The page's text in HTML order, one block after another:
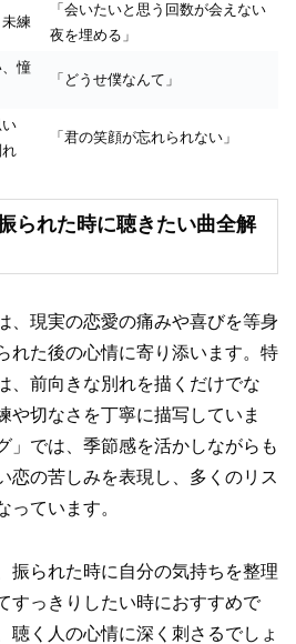
練
「会いたいと思う回数が会えない
夜を埋める」
、憧
「どうせ僕なんて」
「君の笑顔が忘れられない」
られた時に聴きたい曲全解
、現実の恋愛の痛みや喜びを等身
れた後の心情に寄り添います。特
、前向きな別れを描くだけでな
や切なさを丁寧に描写していま
」では、季節感を活かしながらも
恋の苦しみを表現し、多くのリス
っています。
振られた時に自分の気持ちを整理
すっきりしたい時におすすめで
聴く人の心情に深く刺さるでしょ